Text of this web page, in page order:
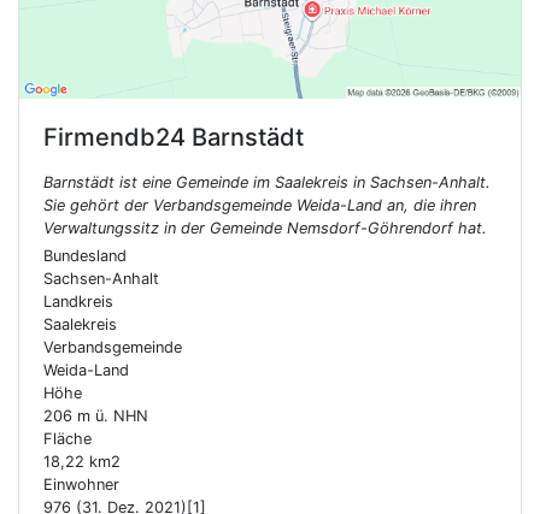
Firmendb24 Barnstädt
Barnstädt ist eine Gemeinde im Saalekreis in Sachsen-Anhalt.
Sie gehört der Verbandsgemeinde Weida-Land an, die ihren
Verwaltungssitz in der Gemeinde Nemsdorf-Göhrendorf hat.
Bundesland
Sachsen-Anhalt
Landkreis
Saalekreis
Verbandsgemeinde
Weida-Land
Höhe
206 m ü. NHN
Fläche
18,22 km2
Einwohner
976 (31. Dez. 2021)[1]